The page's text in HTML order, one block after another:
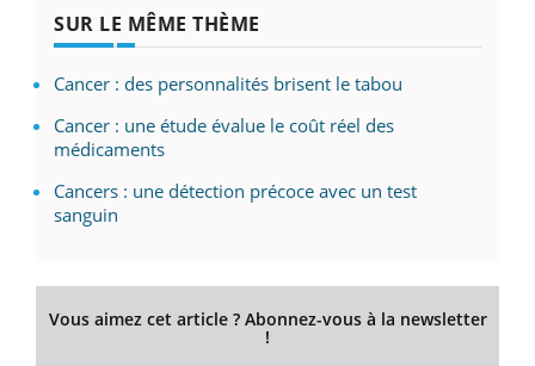
SUR LE MÊME THÈME
Cancer : des personnalités brisent le tabou
Cancer : une étude évalue le coût réel des
médicaments
Cancers : une détection précoce avec un test
sanguin
Vous aimez cet article ? Abonnez-vous à la newsletter
!